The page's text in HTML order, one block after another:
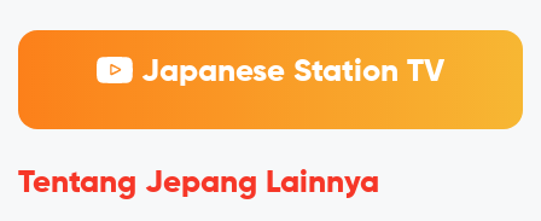
Japanese Station TV
Tentang Jepang Lainnya